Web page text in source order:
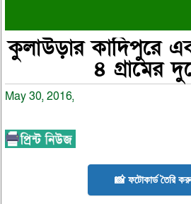
কুলাউড়ার কাদিপুরে
৪ গ্রামের
May 30, 2016,
📸 ফটোকার্ড তৈরি